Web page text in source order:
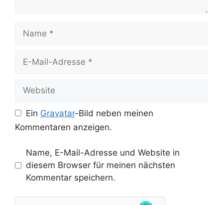
Name
Website
Ein Gravatar-Bild neben meinen
Kommentaren anzeigen.
Name, E-Mail-Adresse und Website in
diesem Browser für meinen nächsten
Kommentar speichern.